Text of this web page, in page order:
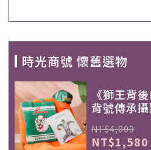
時光商號 懷舊選物
《獅王背
背號傳承
NT$4,000
NT$1,580